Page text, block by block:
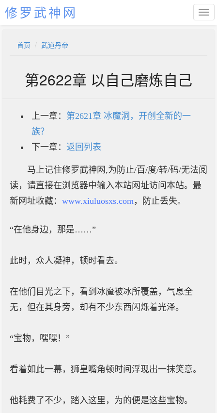
修罗武神网
首页 武道丹帝
第2622章 以自己磨炼自己
上一章： 第2621章 冰魔洞，开创全新的一
族？
下一章： 返回列表
马上记住修罗武神网,为防止/百/度/转/码/无法阅
读，请直接在浏览器中输入本站网址访问本站。最
新网址收藏： www.xiuluosxs.com，防止丢失。
“在他身边，那是……”
此时，众人凝神，顿时看去。
在他们目光之下，看到冰魔被冰所覆盖，气息全
无，但在其身旁，却有不少东西闪烁着光泽。
“宝物，嘿嘿！”
看着如此一幕，狮皇嘴角顿时间浮现出一抹笑意。
他耗费了不少，踏入这里，为的便是这些宝物。